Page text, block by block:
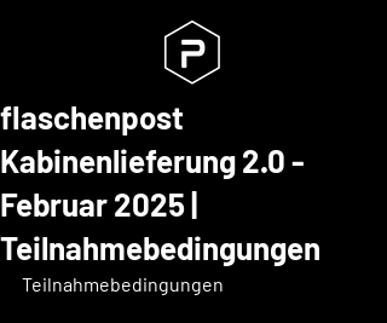
flaschenpost
Kabinenlieferung 2.0 -
Februar 2025 |
Teilnahmebedingungen
Teilnahmebedingungen